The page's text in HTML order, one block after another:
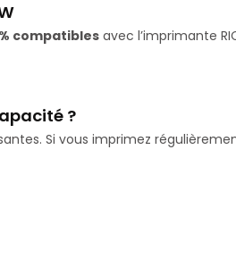
compatibles avec l’imprimante
?
Si vous imprimez